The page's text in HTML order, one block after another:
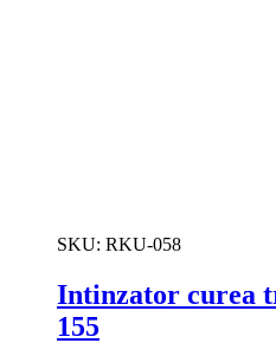
SKU: RKU-058
Intinzator curea
155